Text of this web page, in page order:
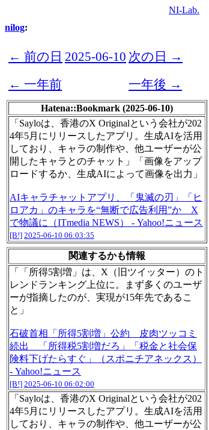
NI-Lab.
nilog:
← 前の日 2025-06-10 次の日 →
← 一年前
一年後 →
Hatena::Bookmark (2025-06-10)
「Sayloは、香港のX Originalという会社が202
4年5月にリリースしたアプリ。生成AIを活用
しており、キャラの制作や、他ユーザーが公
開したキャラとのチャット」「画像をアップ
ロードするか、生成AIによって画像を出力」
AIキャラチャットアプリ、「鬼滅の刃」「ヒ
ロアカ」のキャラを“無断で広告利用”か X
で物議に（ITmedia NEWS） - Yahoo!ニュース
[B!] 2025-06-10 06:03:35
関連するかも情報
「「所得5割増」は、X（旧ツイッター）のト
レンドランキング上位に。まず多くのユーザ
ーが指摘したのが、実現が15年先であるこ
と」
石破首相「所得5割増」公約 皮肉ツッコミ
続出 「所得税5割増だろ」「税金と社会保
険料下げたらすぐ」（スポニチアネックス）
- Yahoo!ニュース
[B!] 2025-06-10 06:02:00
「Sayloは、香港のX Originalという会社が202
4年5月にリリースしたアプリ。生成AIを活用
しており、キャラの制作や、他ユーザーが公